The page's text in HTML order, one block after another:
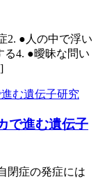
2. ●人の中で浮い
る4. ●曖昧な問い
で進む遺伝子
閉症の発症には